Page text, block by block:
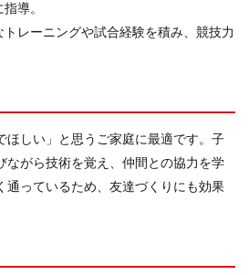
導。
トレーニングや試合経験を積み、競技力
ほしい」と思うご家庭に最適です。子
ながら技術を覚え、仲間との協力を学
通っているため、友達づくりにも効果